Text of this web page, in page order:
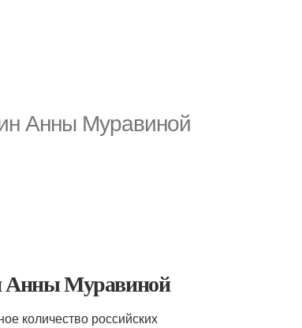
Анны Муравиной
Анны Муравиной
количество российских